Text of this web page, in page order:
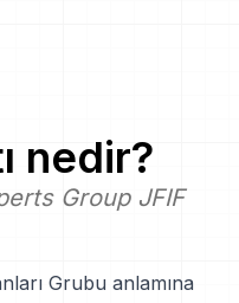
nedir?
Group JFIF
Grubu anlamına